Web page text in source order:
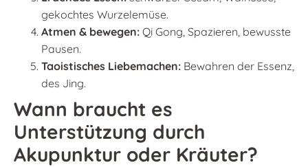
gekochtes Wurzelemüse.
Atmen & bewegen: Qi Gong, Spazieren, bewusste
Pausen.
Taoistisches Liebemachen: Bewahren der Essenz,
des Jing.
Wann braucht es
Unterstützung durch
Akupunktur oder Kräuter?